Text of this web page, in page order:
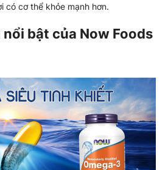
có cơ thể khỏe mạnh hơn.
nổi bật của Now Foods